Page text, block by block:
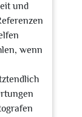
und
wenn